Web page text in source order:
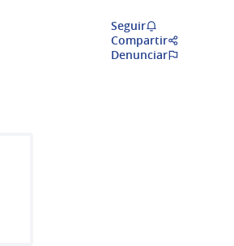
Seguir
Compartir
Denunciar